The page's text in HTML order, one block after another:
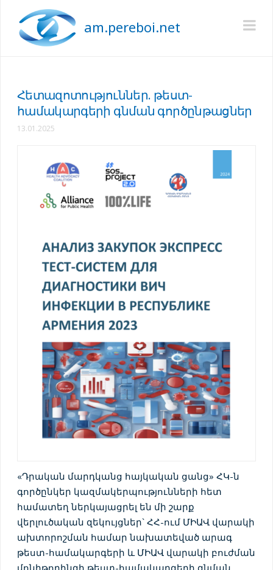
am.pereboi.net
Հետազոտություններ. թեստ-
համակարգերի գնման գործընթացներ
13.01.2025
«Դրական մարդկանց հայկական ցանց» ՀԿ-ն
գործընկեր կազմակերպությունների հետ
համատեղ ներկայացրել են մի շարք
վերլուծական զեկույցներ` ՀՀ-ում ՄԻԱՎ վարակի
ախտորոշման համար նախատեված արագ
թեստ-համակարգերի և ՄԻԱՎ վարակի բուժման
մոնիթորինգի թեստ-համակարգերի գնման